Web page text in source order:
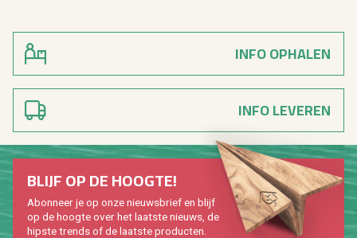
INFO OPHALEN
INFO LEVEREN
BLIJF OP DE HOOG­TE!
Abon­neer je op onze nieuws­brief en blijf
op de hoog­te over het laat­ste nieuws, de
hip­s­te trends of de laat­ste pro­duc­ten.